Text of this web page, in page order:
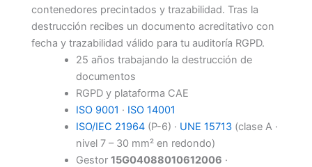
contenedores precintados y trazabilidad. Tras la
destrucción recibes un documento acreditativo con
fecha y trazabilidad válido para tu auditoría RGPD.
25 años trabajando la destrucción de
documentos
RGPD y plataforma CAE
ISO 9001 · ISO 14001
ISO/IEC 21964(P-6) · UNE 15713(clase A ·
nivel 7 – 30 mm² en redondo)
Gestor 15G04088010612006 ·